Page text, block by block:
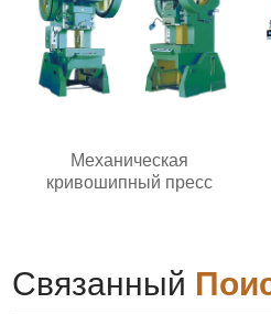
Механическая
кривошипный пресс
Связанный